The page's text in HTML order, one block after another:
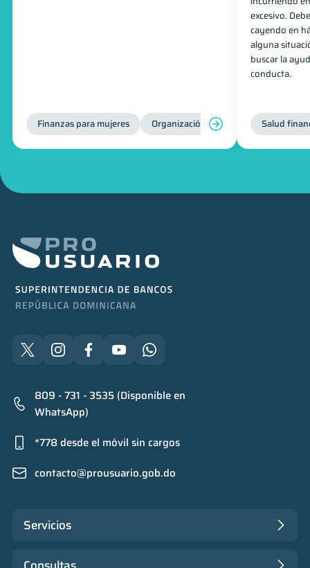
Finanzas para mujeres Organización Financiera
excesivo.
cayendo en
alguna
buscar la
conducta.
Salud
809 - 731 - 3535 (Disponible en
WhatsApp)
*778 desde el móvil sin cargos
contacto@prousuario.gob.do
Servicios